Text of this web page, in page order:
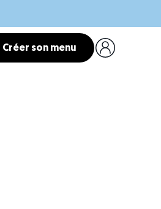
Créer son menu